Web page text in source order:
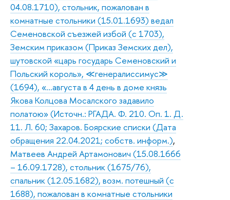
04.08.1710), стольник, пожалован в
комнатные стольники (15.01.1693) ведал
Семеновской съезжей избой (с 1703),
Земским приказом (Приказ Земских дел),
шутовской «царь государь Семеновский и
Польский король», ≪генералиссимус≫
(1694), «…августа в 4 день в доме князь
Якова Колцова Мосалского задавило
полатою» (Источн.: РГАДА. Ф. 210. Оп. 1. Д.
11. Л. 60; Захаров. Боярские списки (Дата
обращения 22.04.2021; собств. информ.),
Матвеев Андрей Артамонович (15.08.1666
– 16.09.1728), стольник (1675/76),
спальник (12.05.1682), возм. потешный (с
1688), пожалован в комнатные стольники